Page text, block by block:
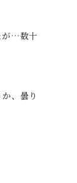
が…数十
、曇り